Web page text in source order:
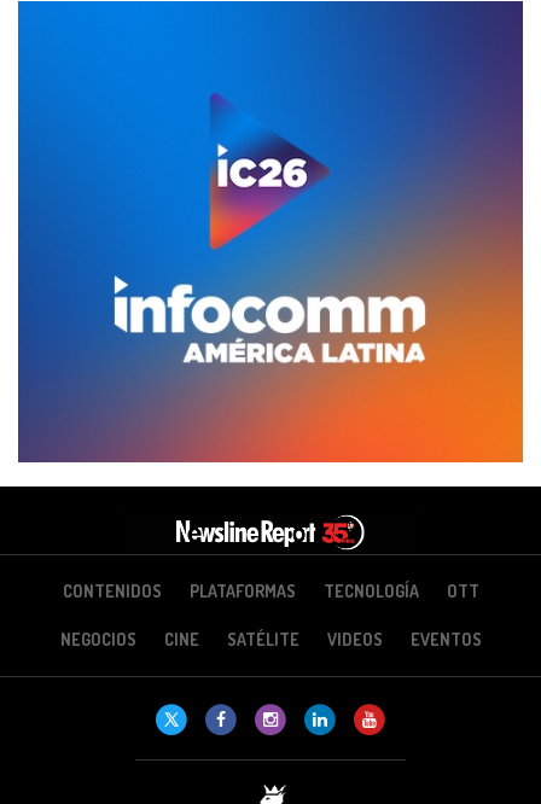
CONTENIDOS PLATAFORMAS TECNOLOGÍA OTT
NEGOCIOS CINE SATÉLITE VIDEOS EVENTOS